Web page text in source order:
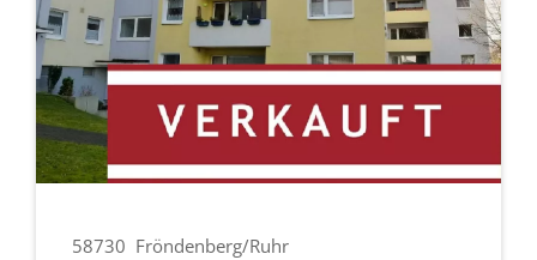
58730 Fröndenberg/Ruhr